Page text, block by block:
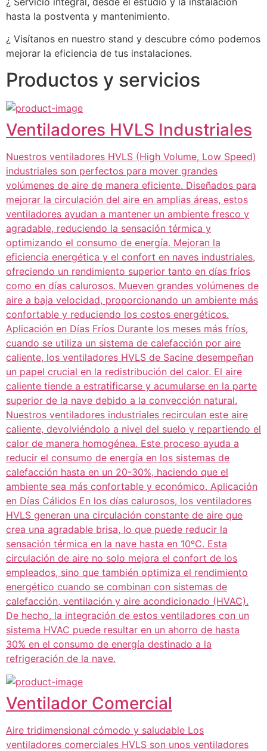
hasta la postventa y mantenimiento.
¿ Visítanos en nuestro stand y descubre cómo podemos
mejorar la eficiencia de tus instalaciones.
Productos y servicios
Ventiladores HVLS Industriales
Nuestros ventiladores HVLS (High Volume, Low Speed)
industriales son perfectos para mover grandes
volúmenes de aire de manera eficiente. Diseñados para
mejorar la circulación del aire en amplias áreas, estos
ventiladores ayudan a mantener un ambiente fresco y
agradable, reduciendo la sensación térmica y
optimizando el consumo de energía. Mejoran la
eficiencia energética y el confort en naves industriales,
ofreciendo un rendimiento superior tanto en días fríos
como en días calurosos. Mueven grandes volúmenes de
aire a baja velocidad, proporcionando un ambiente más
confortable y reduciendo los costos energéticos.
Aplicación en Días Fríos Durante los meses más fríos,
cuando se utiliza un sistema de calefacción por aire
caliente, los ventiladores HVLS de Sacine desempeñan
un papel crucial en la redistribución del calor. El aire
caliente tiende a estratificarse y acumularse en la parte
superior de la nave debido a la convección natural.
Nuestros ventiladores industriales recirculan este aire
caliente, devolviéndolo a nivel del suelo y repartiendo el
calor de manera homogénea. Este proceso ayuda a
reducir el consumo de energía en los sistemas de
calefacción hasta en un 20-30%, haciendo que el
ambiente sea más confortable y económico. Aplicación
en Días Cálidos En los días calurosos, los ventiladores
HVLS generan una circulación constante de aire que
crea una agradable brisa, lo que puede reducir la
sensación térmica en la nave hasta en 10ºC. Esta
circulación de aire no solo mejora el confort de los
empleados, sino que también optimiza el rendimiento
energético cuando se combinan con sistemas de
calefacción, ventilación y aire acondicionado (HVAC).
De hecho, la integración de estos ventiladores con un
sistema HVAC puede resultar en un ahorro de hasta
30% en el consumo de energía destinado a la
refrigeración de la nave.
Ventilador Comercial
Aire tridimensional cómodo y saludable Los
ventiladores comerciales HVLS son unos ventiladores